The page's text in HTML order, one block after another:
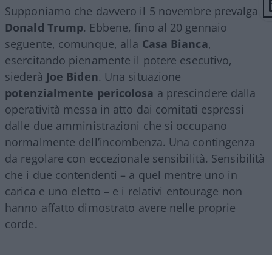
Supponiamo che davvero il 5 novembre prevalga
Donald Trump. Ebbene, fino al 20 gennaio
seguente, comunque, alla Casa Bianca,
esercitando pienamente il potere esecutivo,
siederà Joe Biden. Una situazione
potenzialmente pericolosa a prescindere dalla
operatività messa in atto dai comitati espressi
dalle due amministrazioni che si occupano
normalmente dell’incombenza. Una contingenza
da regolare con eccezionale sensibilità. Sensibilità
che i due contendenti – a quel mentre uno in
carica e uno eletto – e i relativi entourage non
hanno affatto dimostrato avere nelle proprie
corde.